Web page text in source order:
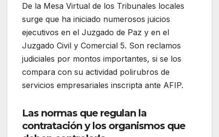
De la Mesa Virtual de los Tribunales locales
surge que ha iniciado numerosos juicios
ejecutivos en el Juzgado de Paz y en el
Juzgado Civil y Comercial 5. Son reclamos
judiciales por montos importantes, si se los
compara con su actividad polirubros de
servicios empresariales inscripta ante AFIP.
Las normas que regulan la
contratación y los organismos que